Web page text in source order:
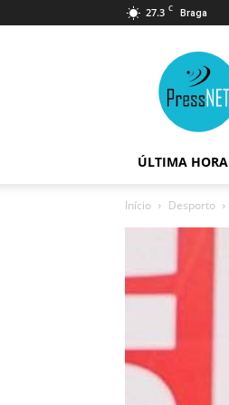
27.3 C Braga
ÚLTIMA HORA
Início Desporto